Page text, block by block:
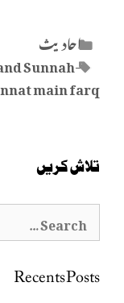
Categories
احادیث
Tags
Sunnah-
main farq
تلاش کریں
Search
Recents Posts